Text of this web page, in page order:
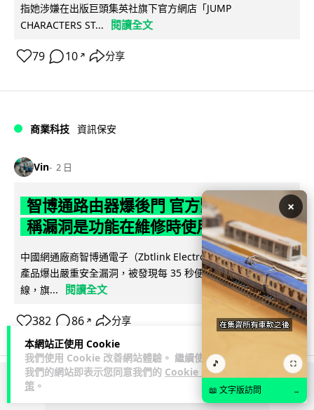
本網站正使用 Cookie
我們使用 Cookie 改善網站體驗。 繼續使用
我們的網站即表示您同意我們的 Cookie 政
策 。
指她涉嫌在出版巨頭集英社旗下官方網店「JUMP
CHARACTERS ST...
閱讀全文
79 10 ↗ 分享
商業科技 資訊保安
Vin 2 日
智博通路由器爆後門 官方緊急下架止血
稱漏洞是功能在維修時使用
中國網通廠商智博通電子（Zbtlink Electronics）旗下的路由器
產品爆出嚴重安全漏洞，被發現每 35 秒便會與中國伺服器連
線，旗...
閱讀全文
382 86 ↗ 分享
×
🎵 ⛶
📖 文字版訪問 →